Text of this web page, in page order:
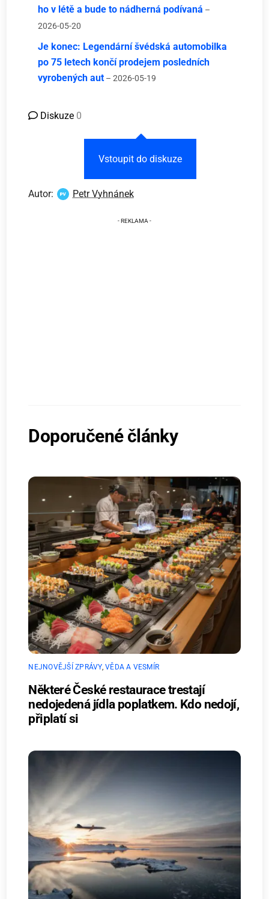
ho v létě a bude to nádherná podívaná –
2026-05-20
Je konec: Legendární švédská automobilka
po 75 letech končí prodejem posledních
vyrobených aut – 2026-05-19
Diskuze 0
Vstoupit do diskuze
Autor: Petr Vyhnánek
Doporučené články
NEJNOVĚJŠÍ ZPRÁVY,VĚDA A VESMÍR
Některé České restaurace trestají
nedojedená jídla poplatkem. Kdo nedojí,
připlatí si